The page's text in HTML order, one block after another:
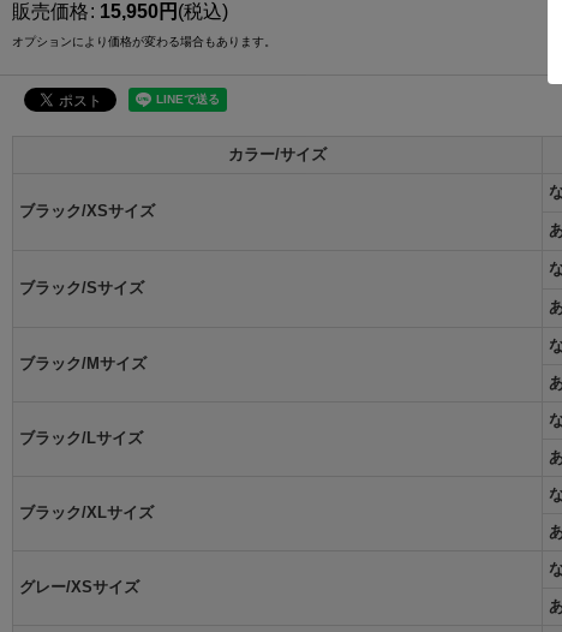
販売価格: 15,950円 (税込)
オプションにより価格が変わる場合もあります。
カラー/サイズ
ブラック/XSサイズ
ブラック/Sサイズ
ブラック/Mサイズ
ブラック/Lサイズ
ブラック/XLサイズ
グレー/XSサイズ